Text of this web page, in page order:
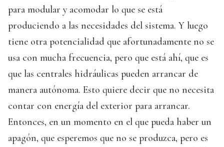
para modular y acomodar lo que se está
produciendo a las necesidades del sistema. Y luego
tiene otra potencialidad que afortunadamente no se
usa con mucha frecuencia, pero que está ahí, que es
que las centrales hidráulicas pueden arrancar de
manera autónoma. Esto quiere decir que no necesita
contar con energía del exterior para arrancar.
Entonces, en un momento en el que pueda haber un
apagón, que esperemos que no se produzca, pero es